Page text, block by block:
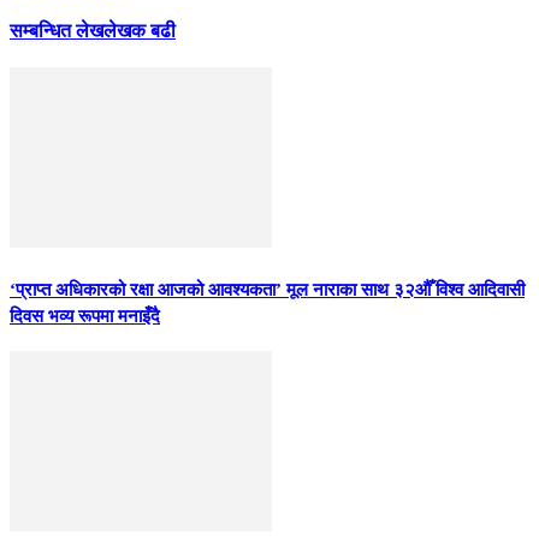
सम्बन्धित लेखलेखक बढी
‘प्राप्त अधिकारको रक्षा आजको आवश्यकता’ मूल नाराका साथ ३२औँ विश्व आदिवासी
दिवस भव्य रूपमा मनाइँदै